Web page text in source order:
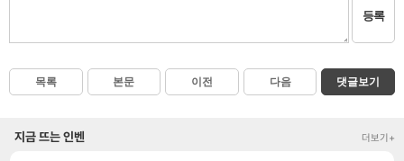
등록
목록 본문 이전 다음 댓글보기
지금 뜨는 인벤 더보기+